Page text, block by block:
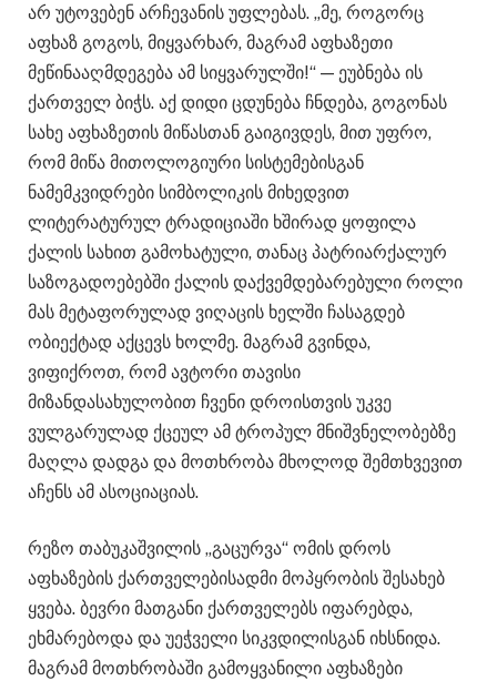
არ უტოვებენ არჩევანის უფლებას. „მე, როგორც
აფხაზ გოგოს, მიყვარხარ, მაგრამ აფხაზეთი
მეწინააღმდეგება ამ სიყვარულში!“ — ეუბნება ის
ქართველ ბიჭს. აქ დიდი ცდუნება ჩნდება, გოგონას
სახე აფხაზეთის მიწასთან გაიგივდეს, მით უფრო,
რომ მიწა მითოლოგიური სისტემებისგან
ნამემკვიდრები სიმბოლიკის მიხედვით
ლიტერატურულ ტრადიციაში ხშირად ყოფილა
ქალის სახით გამოხატული, თანაც პატრიარქალურ
საზოგადოებებში ქალის დაქვემდებარებული როლი
მას მეტაფორულად ვიღაცის ხელში ჩასაგდებ
ობიექტად აქცევს ხოლმე. მაგრამ გვინდა,
ვიფიქროთ, რომ ავტორი თავისი
მიზანდასახულობით ჩვენი დროისთვის უკვე
ვულგარულად ქცეულ ამ ტროპულ მნიშვნელობებზე
მაღლა დადგა და მოთხრობა მხოლოდ შემთხვევით
აჩენს ამ ასოციაციას.
რეზო თაბუკაშვილის „გაცურვა“ ომის დროს
აფხაზების ქართველებისადმი მოპყრობის შესახებ
ყვება. ბევრი მათგანი ქართველებს იფარებდა,
ეხმარებოდა და უეჭველი სიკვდილისგან იხსნიდა.
მაგრამ მოთხრობაში გამოყვანილი აფხაზები